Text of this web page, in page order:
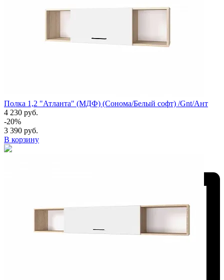
Полка 1,2 "Атланта" (МДФ) (Сонома/Белый софт) /Gnt/Ант
4 230 руб.
-20%
3 390 руб.
В корзину